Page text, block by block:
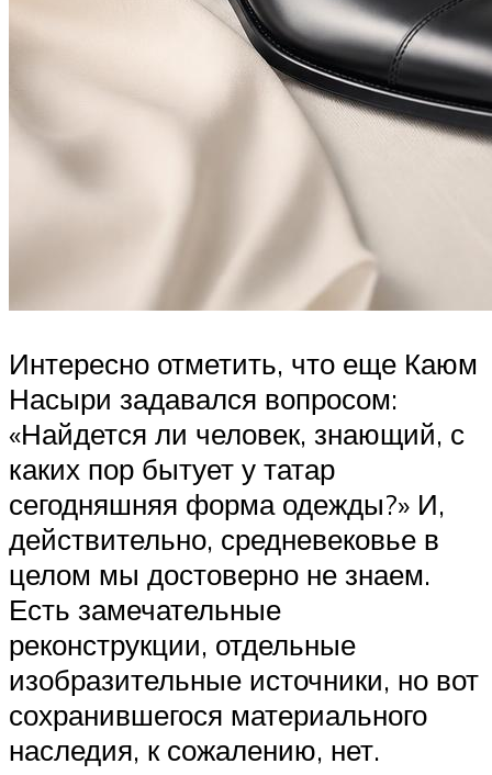
Интересно отметить, что еще Каюм
Насыри задавался вопросом:
«Найдется ли человек, знающий, с
каких пор бытует у татар
сегодняшняя форма одежды?» И,
действительно, средневековье в
целом мы достоверно не знаем.
Есть замечательные
реконструкции, отдельные
изобразительные источники, но вот
сохранившегося материального
наследия, к сожалению, нет.